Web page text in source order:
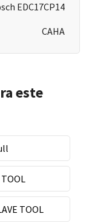
EDC17CP14
CAHA
este
TOOL
TOOL